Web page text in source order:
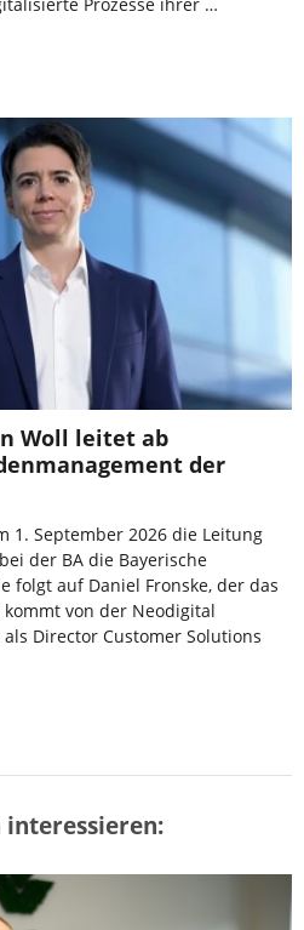
Prozesse ihrer …
Woll leitet ab
der
1. September 2026 die Leitung
der BA die Bayerische
folgt auf Daniel Fronske, der das
von der Neodigital
Director Customer Solutions
interessieren: